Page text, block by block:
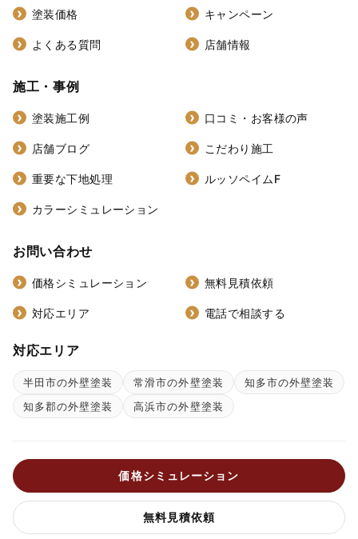
塗装価格 キャンペーン
よくある質問 店舗情報
施工・事例
塗装施工例 口コミ・お客様の声
店舗ブログ こだわり施工
重要な下地処理 ルッソペイムF
カラーシミュレーション
お問い合わせ
価格シミュレーション 無料見積依頼
対応エリア 電話で相談する
対応エリア
半田市の外壁塗装 常滑市の外壁塗装
知多市の外壁塗装
知多郡の外壁塗装
高浜市の外壁塗装
価格シミュレーション
無料見積依頼